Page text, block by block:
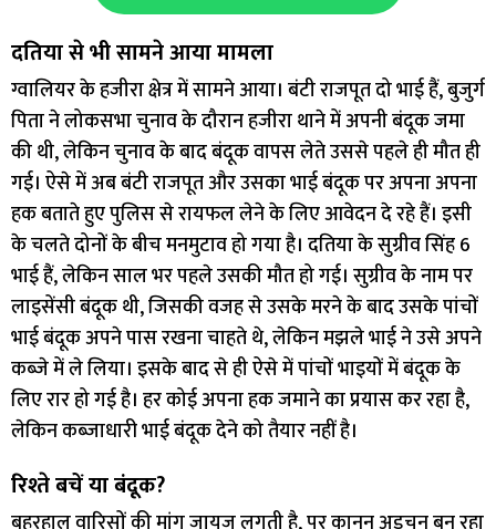
दतिया से भी सामने आया मामला
ग्वालियर के हजीरा क्षेत्र में सामने आया। बंटी राजपूत दो भाई हैं, बुजुर्ग
पिता ने लोकसभा चुनाव के दौरान हजीरा थाने में अपनी बंदूक जमा
की थी, लेकिन चुनाव के बाद बंदूक वापस लेते उससे पहले ही मौत ही
गई। ऐसे में अब बंटी राजपूत और उसका भाई बंदूक पर अपना अपना
हक बताते हुए पुलिस से रायफल लेने के लिए आवेदन दे रहे हैं। इसी
के चलते दोनों के बीच मनमुटाव हो गया है। दतिया के सुग्रीव सिंह 6
भाई हैं, लेकिन साल भर पहले उसकी मौत हो गई। सुग्रीव के नाम पर
लाइसेंसी बंदूक थी, जिसकी वजह से उसके मरने के बाद उसके पांचों
भाई बंदूक अपने पास रखना चाहते थे, लेकिन मझले भाई ने उसे अपने
कब्जे में ले लिया। इसके बाद से ही ऐसे में पांचों भाइयों में बंदूक के
लिए रार हो गई है। हर कोई अपना हक जमाने का प्रयास कर रहा है,
लेकिन कब्जाधारी भाई बंदूक देने को तैयार नहीं है।
रिश्ते बचें या बंदूक?